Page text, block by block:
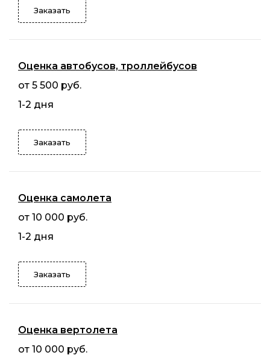
Заказать
Оценка автобусов, троллейбусов
от 5 500 руб.
1-2 дня
Заказать
Оценка самолета
от 10 000 руб.
1-2 дня
Заказать
Оценка вертолета
от 10 000 руб.